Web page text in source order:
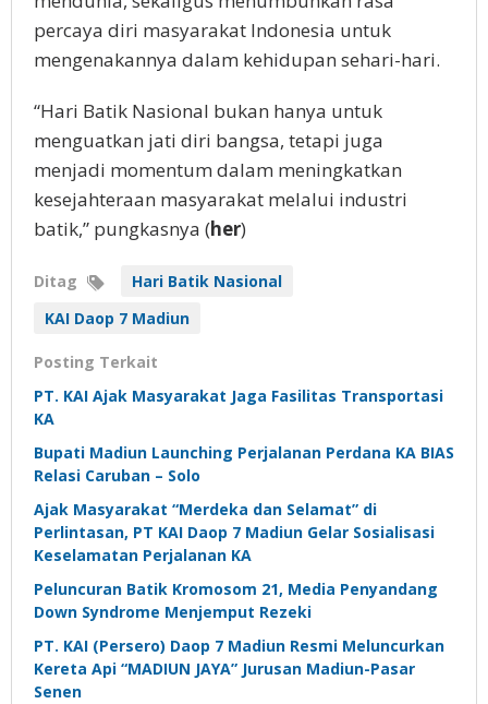
percaya diri masyarakat Indonesia untuk
mengenakannya dalam kehidupan sehari-hari.
“Hari Batik Nasional bukan hanya untuk
menguatkan jati diri bangsa, tetapi juga
menjadi momentum dalam meningkatkan
kesejahteraan masyarakat melalui industri
batik,” pungkasnya (her)
Ditag
Hari Batik Nasional
KAI Daop 7 Madiun
Posting Terkait
PT. KAI Ajak Masyarakat Jaga Fasilitas Transportasi
KA
Bupati Madiun Launching Perjalanan Perdana KA BIAS
Relasi Caruban – Solo
Ajak Masyarakat “Merdeka dan Selamat” di
Perlintasan, PT KAI Daop 7 Madiun Gelar Sosialisasi
Keselamatan Perjalanan KA
Peluncuran Batik Kromosom 21, Media Penyandang
Down Syndrome Menjemput Rezeki
PT. KAI (Persero) Daop 7 Madiun Resmi Meluncurkan
Kereta Api “MADIUN JAYA” Jurusan Madiun-Pasar
Senen